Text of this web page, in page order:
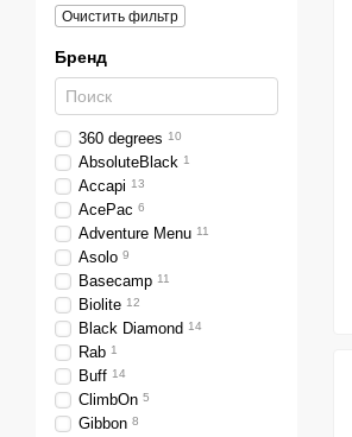
Очистить фильтр
Бренд
360 degrees 10
AbsoluteBlack 1
Accapi 13
AcePac 6
Adventure Menu 11
Asolo 9
Basecamp 11
Biolite 12
Black Diamond 14
Rab 1
Buff 14
ClimbOn 5
Gibbon 8